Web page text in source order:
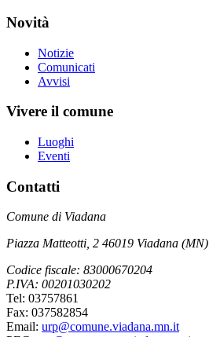
Novità
Notizie
Comunicati
Avvisi
Vivere il comune
Luoghi
Eventi
Contatti
Comune di Viadana
Piazza Matteotti, 2 46019 Viadana (MN)
Codice fiscale: 83000670204
P.IVA: 00201030202
Tel: 03757861
Fax: 037582854
Email: urp@comune.viadana.mn.it